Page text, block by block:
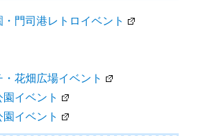
門司港レトロイベント
花畑広場イベント
イベント
イベント